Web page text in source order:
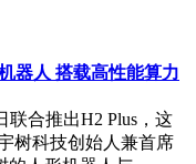
器人 搭载高性能算力
联合推出H2 Plus，这
树科技创始人兼首席